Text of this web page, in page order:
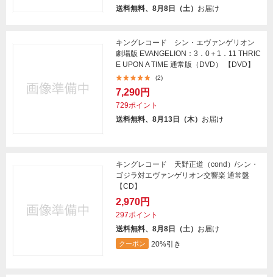
送料無料、8月8日（土） お届け
キングレコード シン・エヴァンゲリオン
劇場版 EVANGELION：3．0＋1．11 THRIC
E UPON A TIME 通常版（DVD） 【DVD】
(2)
7,290円
729ポイント
送料無料、8月13日（木） お届け
キングレコード 天野正道（cond）/シン・
ゴジラ対エヴァンゲリオン交響楽 通常盤
【CD】
2,970円
297ポイント
送料無料、8月8日（土） お届け
クーポン 20%引き